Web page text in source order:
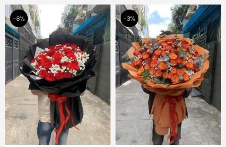
-8% -3%